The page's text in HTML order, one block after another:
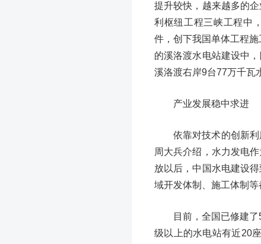
提升较快，越来越多的
利枢纽工程三峡工程中
件，创下我国单体工程
的溪洛渡水电站建设中
溪洛渡右岸9台77万千瓦
产业发展稳中求进
依靠对技术的创新
周大兵介绍，水力发电
放以后，中国水电建设
域开发体制、施工体制
目前，全国已修建
级以上的水电站有近20